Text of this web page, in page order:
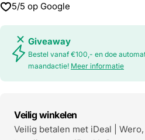
5/5 op Google
Giveaway
Bestel vanaf €100,- en doe
maandactie! Meer informatie
Veilig winkelen
Veilig betalen met iDeal |